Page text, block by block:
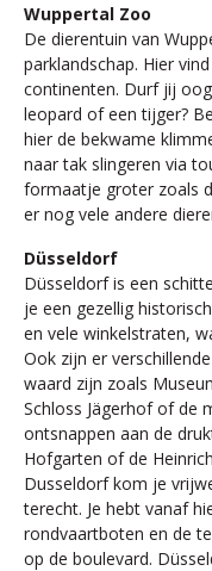
Wuppertal Zoo
De dierentuin van
parklandschap. Hier
continenten. Durf jij
leopard of een tijger?
hier de bekwame
naar tak slingeren via
formaatje groter zoals
er nog vele andere
Düsseldorf
Düsseldorf is een
je een gezellig
en vele winkelstraten,
Ook zijn er
waard zijn zoals
Schloss Jägerhof of de
ontsnappen aan de
Hofgarten of de
Dusseldorf kom je
terecht. Je hebt vanaf
rondvaartboten en de
op de boulevard.